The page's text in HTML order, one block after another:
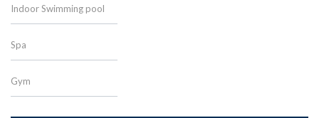
Indoor Swimming pool
Spa
Gym